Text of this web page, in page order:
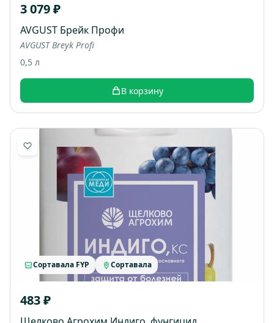
3 079 ₽
AVGUST Брейк Профи
AVGUST Breyk Profi
0,5 л
В корзину
Сортавала FYP Сортавала
483 ₽